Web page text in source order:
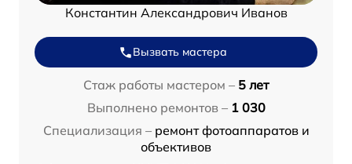
Константин Александрович Иванов
Вызвать мастера
Стаж работы мастером – 5 лет
Выполнено ремонтов – 1 030
Специализация – ремонт фотоаппаратов и
объективов